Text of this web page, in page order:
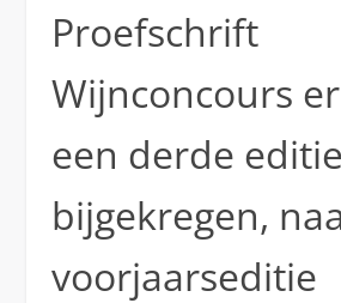
Proefschrift
Wijnconcours
een derde editie
bijgekregen,
voorjaarseditie